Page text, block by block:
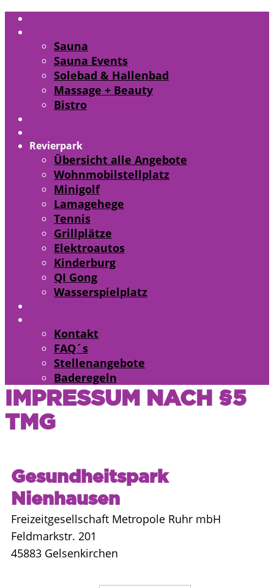
Sauna
Sauna Events
Solebad & Hallenbad
Massage + Beauty
Bistro
Revierpark
Übersicht alle Angebote
Wohnmobilstellplatz
Minigolf
Lamagehege
Tennis
Grillplätze
Elektroautos
Kinderburg
QI Gong
Wasserspielplatz
Kontakt
FAQ´s
Stellenangebote
Baderegeln
IMPRESSUM NACH §5
TMG
Gesundheitspark
Nienhausen
Freizeitgesellschaft Metropole Ruhr mbH
Feldmarkstr. 201
45883 Gelsenkirchen